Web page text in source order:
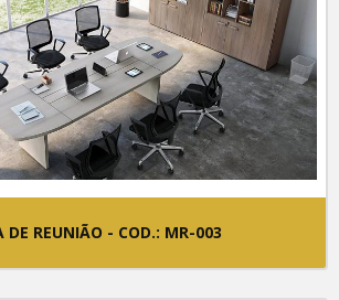
DE REUNIÃO - COD.: MR-003